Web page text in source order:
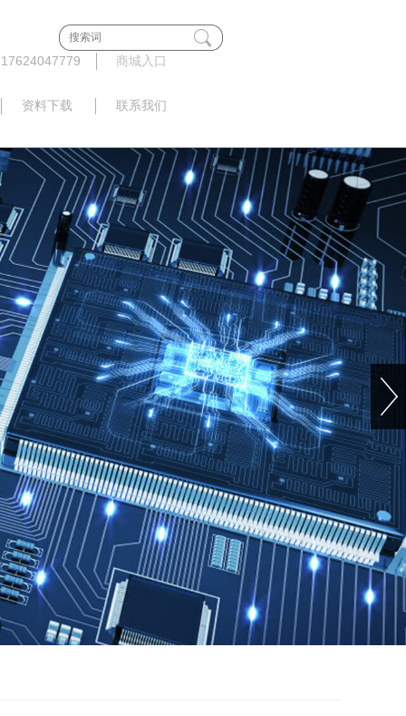
商城入口
资料下载 联系我们